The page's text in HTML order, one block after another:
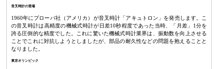
音叉時計の登場
1960年にブローバ社（アメリカ）が音叉時計「アキュトロン」を発売します。こ
の音叉時計は高精度の機械式時計が日差10秒程度であった当時、「月差」1分を
誇る圧倒的な精度でした。これに驚いた機械式時計業界は、振動数を向上させる
ことでこれに対抗しようとしましたが、部品の耐久性などの問題を抱えることと
なりました。
東京オリンピック